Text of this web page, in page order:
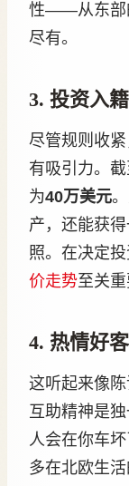
性——从东部
尽有。
3. 投资入
尽管规则收
有吸引力。
为40万美元
产，还能获
照。在决定
价走势至关重
4. 热情好
这听起来像
互助精神是
人会在你车
多在北欧生